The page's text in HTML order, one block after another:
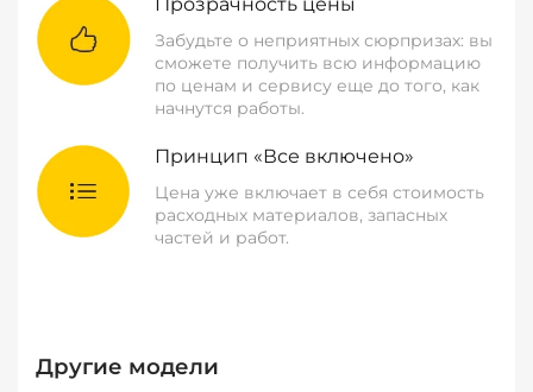
Забудьте о неприятных сюрпризах: вы
сможете получить всю информацию
по ценам и сервису еще до того, как
начнутся работы.
Принцип «Все включено»
Цена уже включает в себя стоимость
расходных материалов, запасных
частей и работ.
Другие модели